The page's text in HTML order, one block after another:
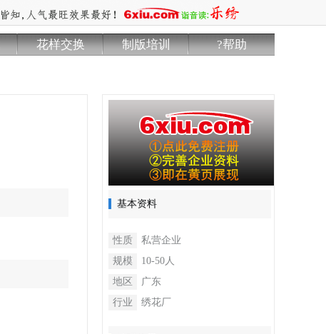
花样交换 制版培训 ?帮助
基本资料
性质
私营企业
规模
10-50人
地区
广东
行业
绣花厂